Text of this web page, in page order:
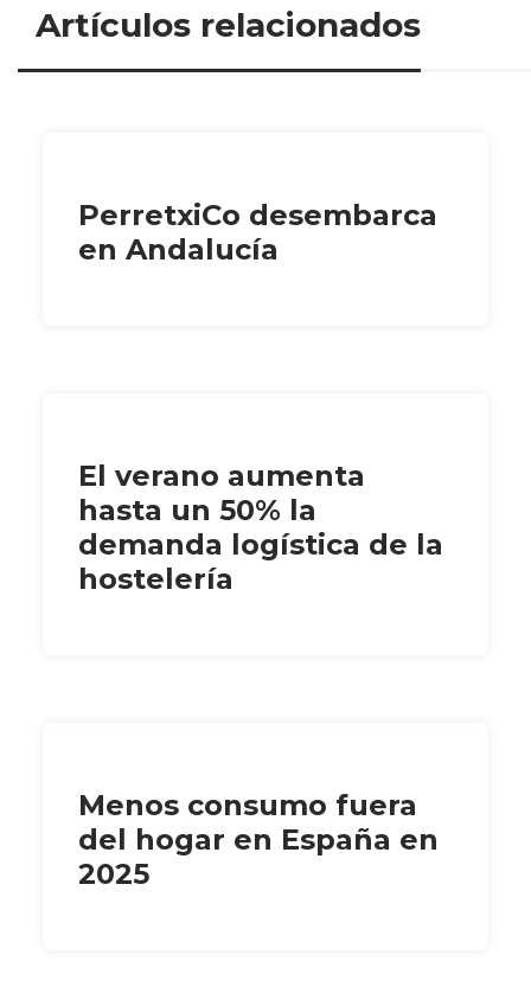
Artículos relacionados
PerretxiCo desembarca
en Andalucía
El verano aumenta
hasta un 50% la
demanda logística de la
hostelería
Menos consumo fuera
del hogar en España en
2025